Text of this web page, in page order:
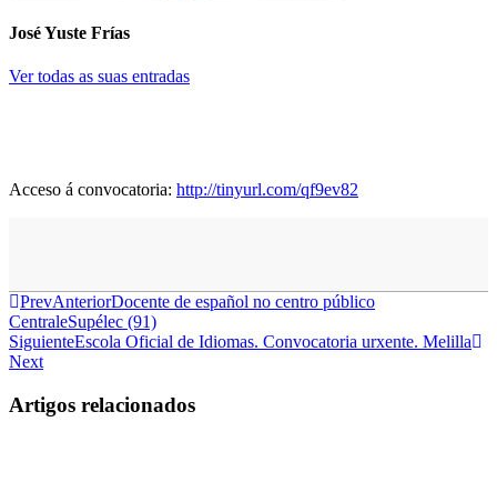
José Yuste Frías
Ver todas as suas entradas
Acceso á convocatoria: http://tinyurl.com/qf9ev82
PrevAnteriorDocente de español no centro público
CentraleSupélec (91)
SiguienteEscola Oficial de Idiomas. Convocatoria urxente. Melilla
Next
Artigos relacionados